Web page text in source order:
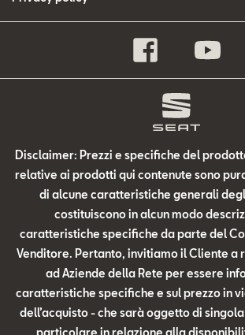
Disclaimer: Prezzi e specifiche del
relative ai prodotti qui contenute sono
di alcune caratteristiche generali
costituiscono in alcun modo
caratteristiche specifiche da parte del
Venditore. Pertanto, invitiamo il Cliente a
ad Aziende della Rete per essere
caratteristiche specifiche e sul prezzo in
dell’acquisto - che sarà oggetto di
particolare in relazione alla